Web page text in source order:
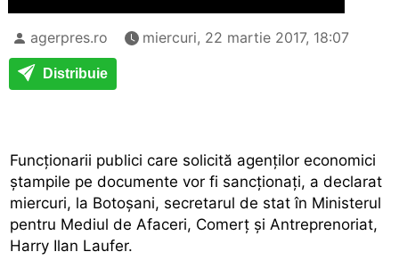
agerpres.ro miercuri, 22 martie 2017, 18:07
Distribuie
Funcționarii publici care solicită agenților economici
ștampile pe documente vor fi sancționați, a declarat
miercuri, la Botoșani, secretarul de stat în Ministerul
pentru Mediul de Afaceri, Comerț și Antreprenoriat,
Harry Ilan Laufer.